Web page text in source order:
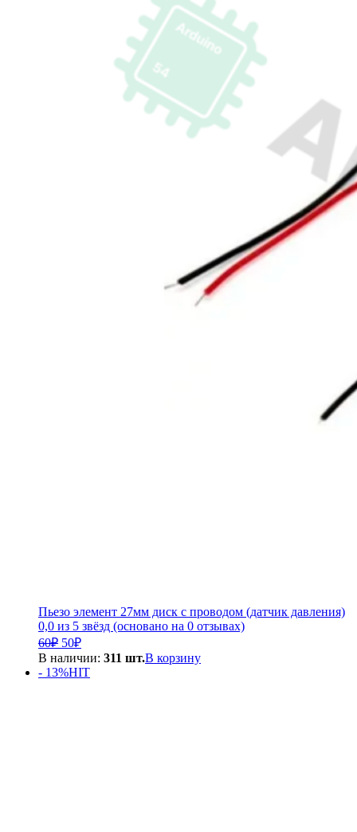
Пьезо элемент 27мм диск с проводом (датчик давления)
0,0 из 5 звёзд (основано на 0 отзывах)
60₽ Первоначальная
цена
составляла
50₽Текущая
цена:
50₽.
В наличии: 311 шт.В корзину
- 13%HIT